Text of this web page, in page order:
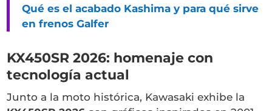
Qué es el acabado Kashima y para qué sirve
en frenos Galfer
KX450SR 2026: homenaje con
tecnología actual
Junto a la moto histórica, Kawasaki exhibe la